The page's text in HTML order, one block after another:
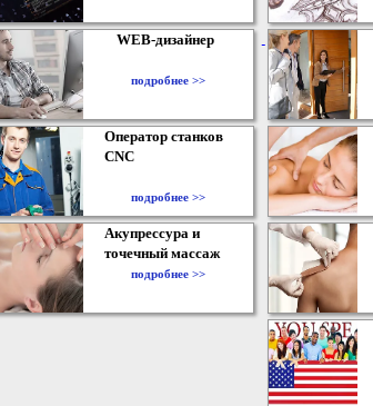
WEB-дизайнер
подробнее >>
Оператор станков
CNC
подробнее >>
Акупрессура и
точечный массаж
подробнее >>